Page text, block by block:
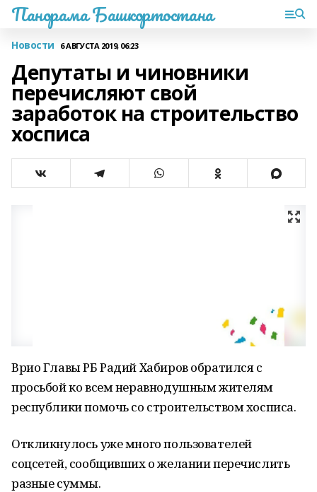
Панорама Башкортостана
Новости 6 АВГУСТА 2019, 06:23
Депутаты и чиновники
перечисляют свой
заработок на строительство
хосписа
Врио Главы РБ Радий Хабиров обратился с
просьбой ко всем неравнодушным жителям
республики помочь со строительством хосписа.
Откликнулось уже много пользователей
соцсетей, сообщивших о желании перечислить
разные суммы.